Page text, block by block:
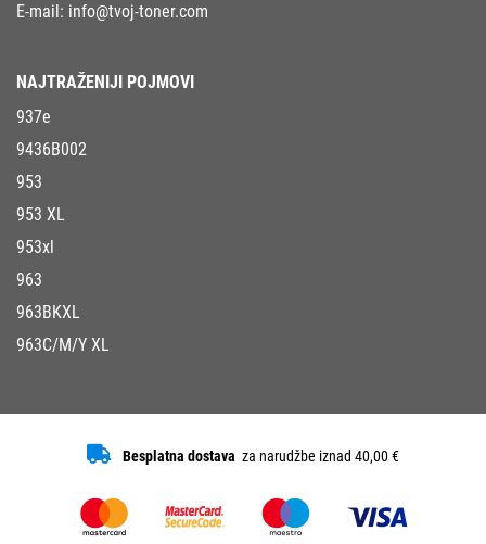
E-mail: info@tvoj-toner.com
NAJTRAŽENIJI POJMOVI
937e
9436B002
953
953 XL
953xl
963
963BKXL
963C/M/Y XL
Besplatna dostava za narudžbe iznad 40,00 €